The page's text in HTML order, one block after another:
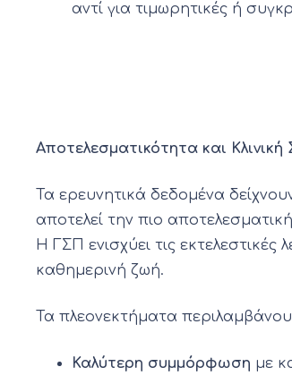
αντί για τιμωρητικές ή
Αποτελεσματικότητα και
Τα ερευνητικά δεδομένα
αποτελεί την πιο
Η ΓΣΠ ενισχύει τις
καθημερινή ζωή.
Τα πλεονεκτήματα
Καλύτερη συμμόρφωση με